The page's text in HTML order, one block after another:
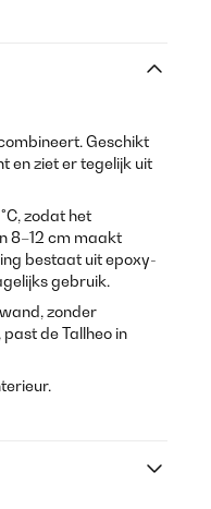
Geschikt
en ziet er tegelijk uit
zodat het
8–12 cm maakt
bestaat uit epoxy-
gebruik.
zonder
de Tallheo in